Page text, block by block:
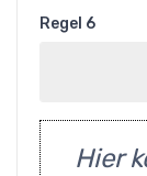
Regel 6
Hier